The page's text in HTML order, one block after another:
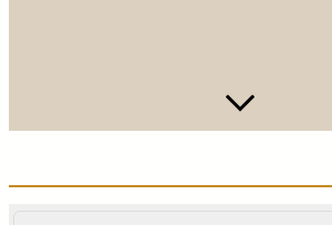
استثنائي .. ارتفاع الإقبال ينعش القطاع